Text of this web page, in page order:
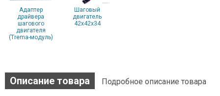
Адаптер
драйвера
шагового
двигателя
(Trema-модуль)
Шаговый
двигатель
42x42x34
Описание товара Подробное описание товара